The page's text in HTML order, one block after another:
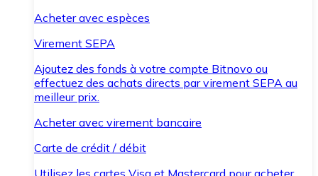
Acheter avec espèces
Virement SEPA
Ajoutez des fonds à votre compte Bitnovo ou
effectuez des achats directs par virement SEPA au
meilleur prix.
Acheter avec virement bancaire
Carte de crédit / débit
Utilisez les cartes Visa et Mastercard pour acheter